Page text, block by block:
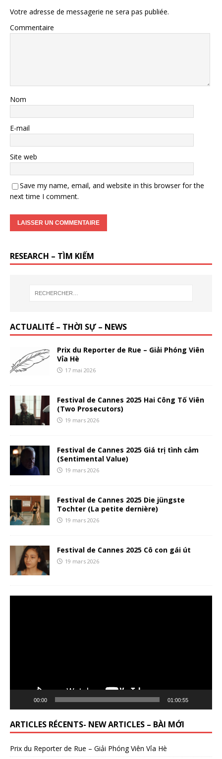
Votre adresse de messagerie ne sera pas publiée.
Commentaire
Nom
E-mail
Site web
Save my name, email, and website in this browser for the
next time I comment.
RESEARCH – TÌM KIẾM
ACTUALITÉ – THỜI SỰ – NEWS
Prix du Reporter de Rue – Giải Phóng Viên
Vỉa Hè
17 mai 2026
Festival de Cannes 2025 Hai Công Tố Viên
(Two Prosecutors)
19 mars 2026
Festival de Cannes 2025 Giá trị tình cảm
(Sentimental Value)
19 mars 2026
Festival de Cannes 2025 Die jüngste
Tochter (La petite dernière)
19 mars 2026
Festival de Cannes 2025 Cô con gái út
19 mars 2026
00:00 01:00:55
ARTICLES RÉCENTS- NEW ARTICLES – BÀI MỚI
Prix du Reporter de Rue – Giải Phóng Viên Vỉa Hè